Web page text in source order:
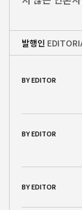
발행인
BY EDITOR
BY EDITOR
BY EDITOR